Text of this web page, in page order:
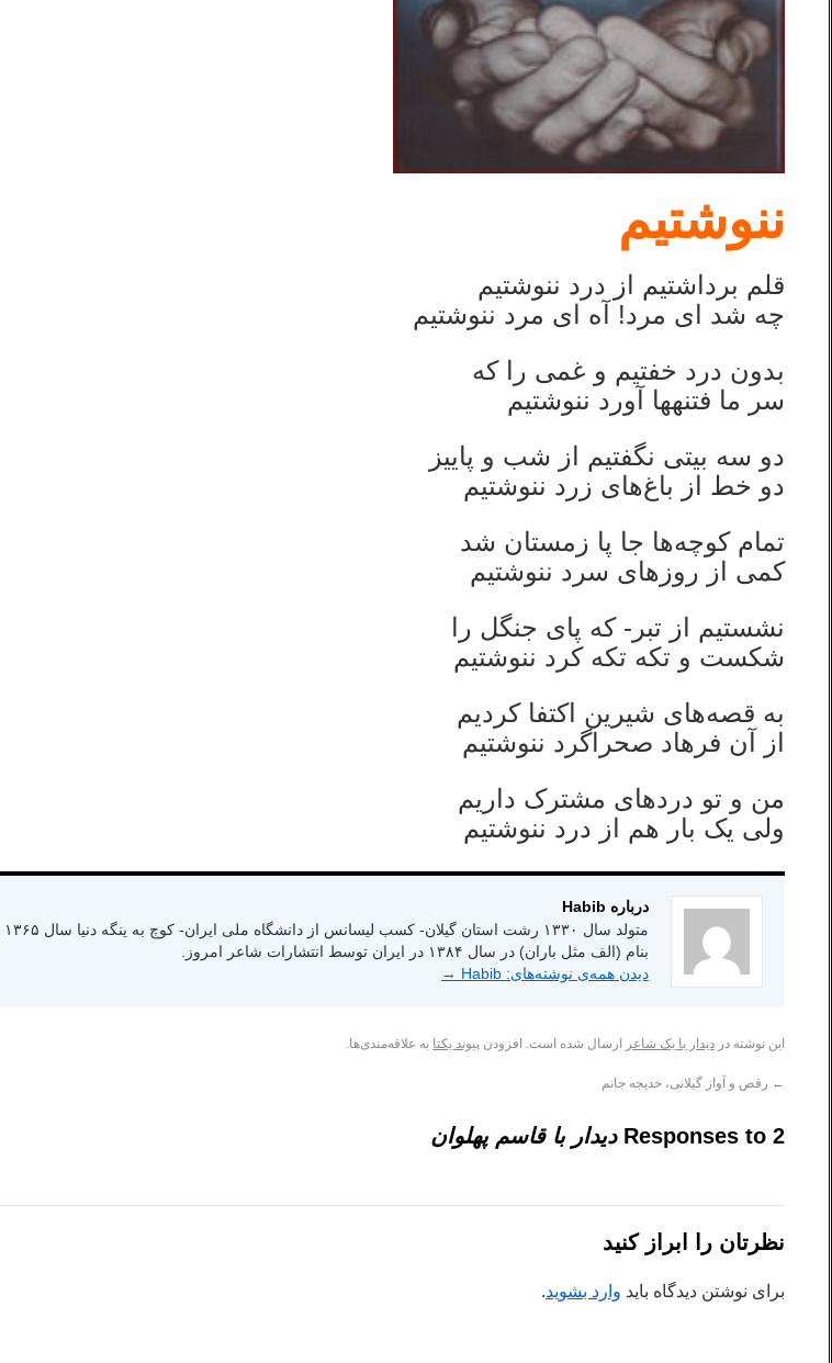
ننوشتیم
قلم برداشتیم از درد ننوشتیم
چه شد ای مرد! آه ای مرد ننوشتیم
بدون درد خفتیم و غمی را که
سر ما فتنه‎ها آورد ننوشتیم
دو سه بیتی نگفتیم از شب و پاییز
دو خط از باغ‌های زرد ننوشتیم
تمام کوچه‌ها جا پا زمستان شد
کمی از روزهای سرد ننوشتیم
نشستیم از تبر- که پای جنگل را
شکست و تکه تکه کرد ننوشتیم
به قصه‌های شیرین اکتفا کردیم
از آن فرهاد صحراگرد ننوشتیم
من و تو دردهای مشترک داریم
ولی یک بار هم از درد ننوشتیم
درباره Habib
بنام (الف مثل باران) در سال ۱۳۸۴ در ایران توسط انتشارات شاعر امروز.
دیدن همه‌ی نوشته‌های: Habib
→
این نوشته در دیدار با یک شاعر ارسال شده است. افزودن پیوند یکتا به علاقه‌مندی‌ها.
← رقص و آواز گیلانی، خدیجه جانم
2 Responses to دیدار با قاسم پهلوان
نظرتان را ابراز کنید
برای نوشتن دیدگاه باید وارد بشوید.